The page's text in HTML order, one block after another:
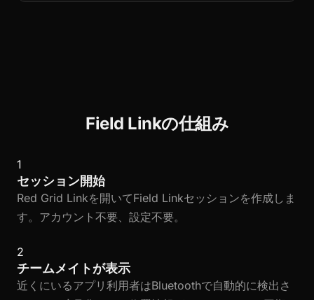
Field Linkの仕組み
1
セッション開始
Red Grid Linkを開いてField Linkセッションを作成しま
す。アカウント不要、設定不要。
2
チームメイトが表示
近くにいるアプリ利用者はBluetoothで自動的に検出さ